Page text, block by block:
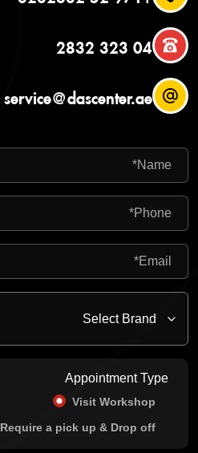
04 323 2832
service@dascenter.ae
Appointment Type
Visit Workshop
Require a pick up & Drop off